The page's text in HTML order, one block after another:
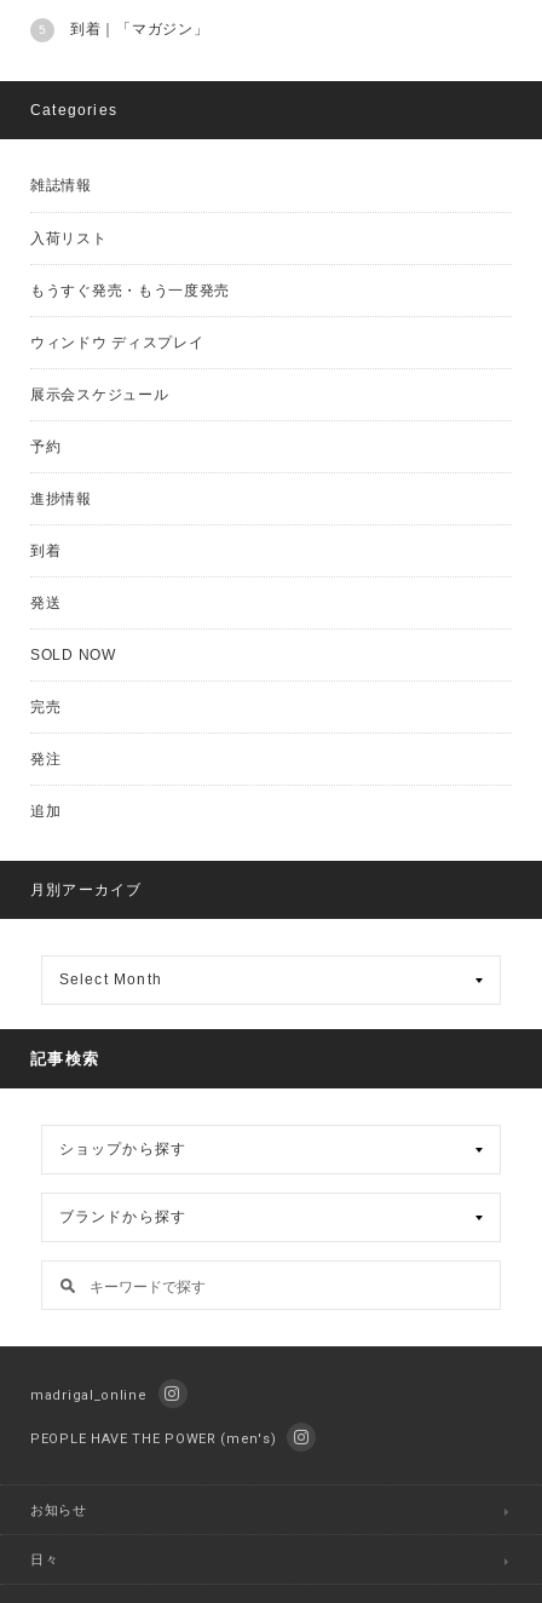
到着｜「マガジン」
Categories
雑誌情報
入荷リスト
もうすぐ発売・もう一度発売
ウィンドウ ディスプレイ
展示会スケジュール
予約
進捗情報
到着
発送
SOLD NOW
完売
発注
追加
月別アーカイブ
ア
ー
カ
イ
ブ
記事検索
madrigal_online
PEOPLE HAVE THE POWER (men's)
お知らせ
日々